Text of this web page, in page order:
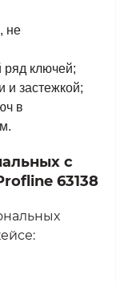
не
ключей;
и застежкой;
в
с
63138